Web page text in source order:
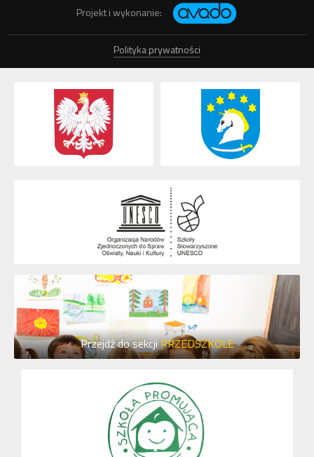
Projekt i wykonanie:
Polityka prywatności
Przejdź do sekcjiPRZEDSZKOLE